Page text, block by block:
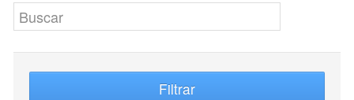
Filtrar